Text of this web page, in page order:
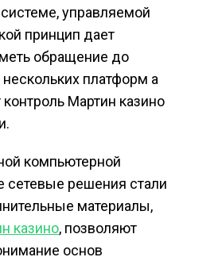
управляемой
принцип дает
обращение до
платформ а
Мартин казино
компьютерной
сетевые решения стали
материалы,
казино, позволяют
основ